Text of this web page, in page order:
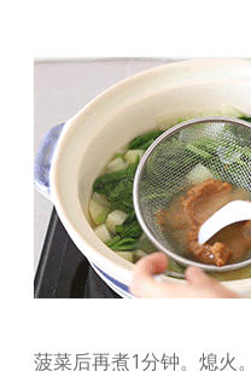
菠菜后再煮1分钟。熄火